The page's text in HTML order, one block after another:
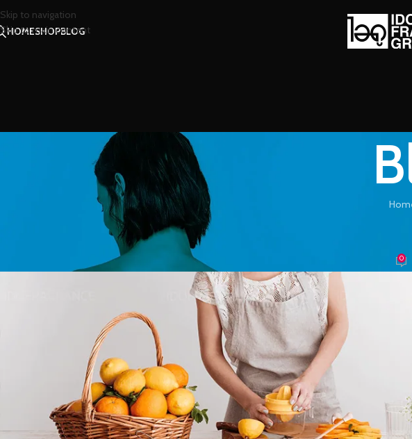
Skip to navigation
Skip to main content
HOMESHOPBLOG
สดชื่นมีพลังกับกลิ่นหอมหวานอมเปรี้ย
0